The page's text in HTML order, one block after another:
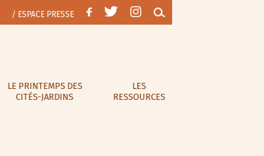
/ ESPACE PRESSE
LE PRINTEMPS DES
CITÉS-JARDINS
LES
RESSOURCES